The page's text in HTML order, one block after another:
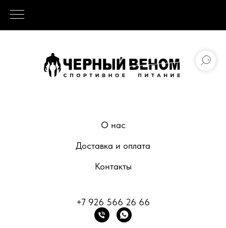
О нас
Доставка и оплата
Контакты
+7 926 566 26 66